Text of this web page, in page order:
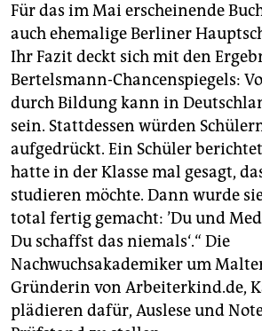
Für das im Mai erscheinende
auch ehemalige Berliner
Ihr Fazit deckt sich mit den
Bertelsmann-Chancenspiegels:
durch Bildung kann in
sein. Stattdessen würden
aufgedrückt. Ein Schüler
hatte in der Klasse mal gesagt,
studieren möchte. Dann wurde
total fertig gemacht: ’Du und
Du schaffst das niemals‘.“ Die
Nachwuchsakademiker um
Gründerin von Arbeiterkind.de,
plädieren dafür, Auslese und